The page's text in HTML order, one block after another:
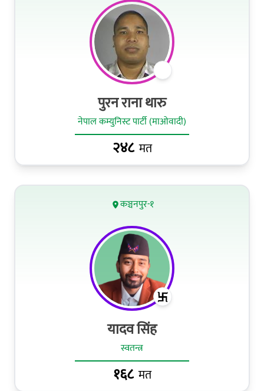
पुरन राना थारु
नेपाल कम्युनिस्ट पार्टी (माओवादी)
२४८मत
कञ्चनपुर-१
यादव सिंह
स्वतन्त्र
१६८मत